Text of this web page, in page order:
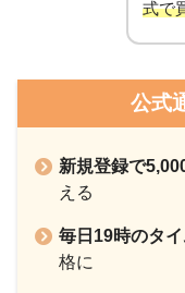
式で
公式
新規登録で
える
毎日19時のタ
格に